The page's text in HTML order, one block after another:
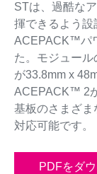
STは、過酷な
揮できるよう設
ACEPACK™パ
た。モジュー
が33.8mm x
ACEPACK™ 2
基板のさまざま
対応可能です。
PDFをダ